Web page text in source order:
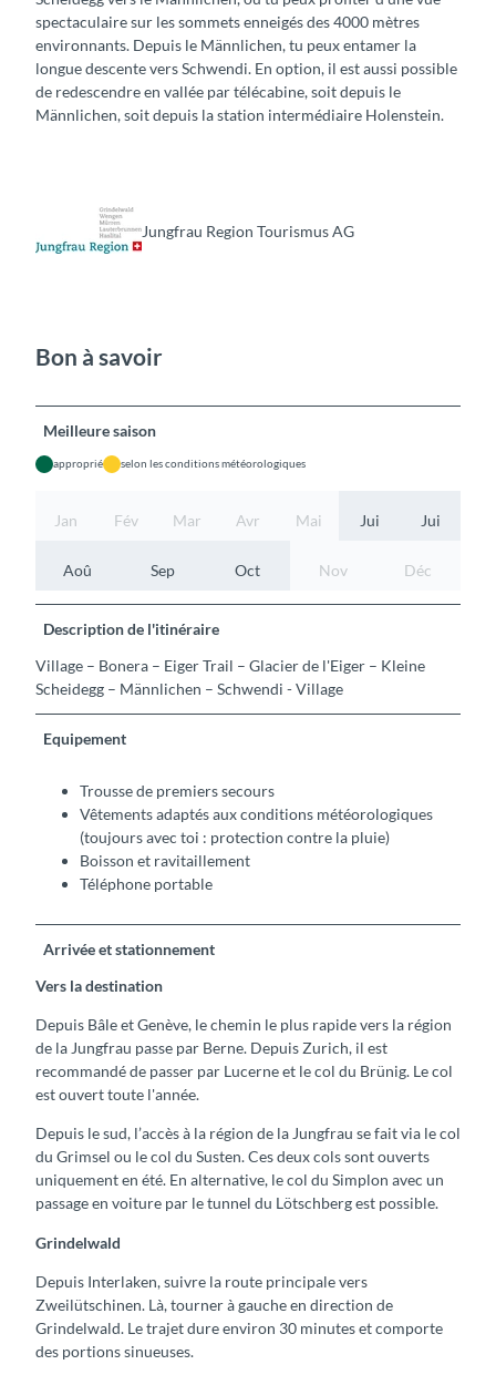
spectaculaire sur les sommets enneigés des 4000 mètres
environnants. Depuis le Männlichen, tu peux entamer la
longue descente vers Schwendi. En option, il est aussi possible
de redescendre en vallée par télécabine, soit depuis le
Männlichen, soit depuis la station intermédiaire Holenstein.
Jungfrau Region Tourismus AG
Bon à savoir
Meilleure saison
approprié selon les conditions météorologiques
Jan Fév Mar Avr Mai Jui Jui
Aoû Sep Oct Nov Déc
Description de l'itinéraire
Village – Bonera – Eiger Trail – Glacier de l'Eiger – Kleine
Scheidegg – Männlichen – Schwendi - Village
Equipement
Trousse de premiers secours
Vêtements adaptés aux conditions météorologiques
(toujours avec toi : protection contre la pluie)
Boisson et ravitaillement
Téléphone portable
Arrivée et stationnement
Vers la destination
Depuis Bâle et Genève, le chemin le plus rapide vers la région
de la Jungfrau passe par Berne. Depuis Zurich, il est
recommandé de passer par Lucerne et le col du Brünig. Le col
est ouvert toute l'année.
Depuis le sud, l’accès à la région de la Jungfrau se fait via le col
du Grimsel ou le col du Susten. Ces deux cols sont ouverts
uniquement en été. En alternative, le col du Simplon avec un
passage en voiture par le tunnel du Lötschberg est possible.
Grindelwald
Depuis Interlaken, suivre la route principale vers
Zweilütschinen. Là, tourner à gauche en direction de
Grindelwald. Le trajet dure environ 30 minutes et comporte
des portions sinueuses.